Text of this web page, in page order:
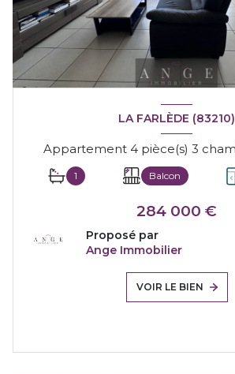
LA FARLÈDE (83210)
1 Balcon
284 000 €
Proposé par
Ange Immobilier
VOIR LE BIEN